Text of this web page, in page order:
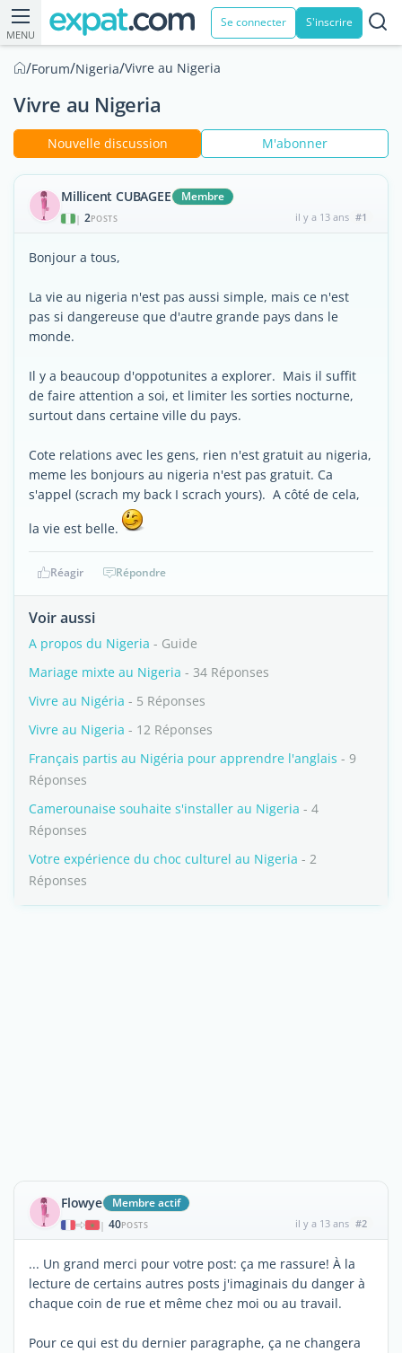
MENU
Se connecter S'inscrire
/Forum/Nigeria/Vivre au Nigeria
Vivre au Nigeria
Nouvelle discussion M'abonner
Millicent CUBAGEE Membre
| 2POSTS il y a 13 ans #1
Bonjour a tous,
La vie au nigeria n'est pas aussi simple, mais ce n'est
pas si dangereuse que d'autre grande pays dans le
monde.
Il y a beaucoup d'oppotunites a explorer. Mais il suffit
de faire attention a soi, et limiter les sorties nocturne,
surtout dans certaine ville du pays.
Cote relations avec les gens, rien n'est gratuit au nigeria,
meme les bonjours au nigeria n'est pas gratuit. Ca
s'appel (scrach my back I scrach yours). A côté de cela,
la vie est belle.
Réagir Répondre
Voir aussi
A propos du Nigeria - Guide
Mariage mixte au Nigeria - 34 Réponses
Vivre au Nigéria - 5 Réponses
Vivre au Nigeria - 12 Réponses
Français partis au Nigéria pour apprendre l'anglais - 9
Réponses
Camerounaise souhaite s'installer au Nigeria - 4
Réponses
Votre expérience du choc culturel au Nigeria - 2
Réponses
Flowye Membre actif
| 40POSTS il y a 13 ans #2
... Un grand merci pour votre post: ça me rassure! À la
lecture de certains autres posts j'imaginais du danger à
chaque coin de rue et même chez moi ou au travail.
Pour ce qui est du dernier paragraphe, ça ne changera